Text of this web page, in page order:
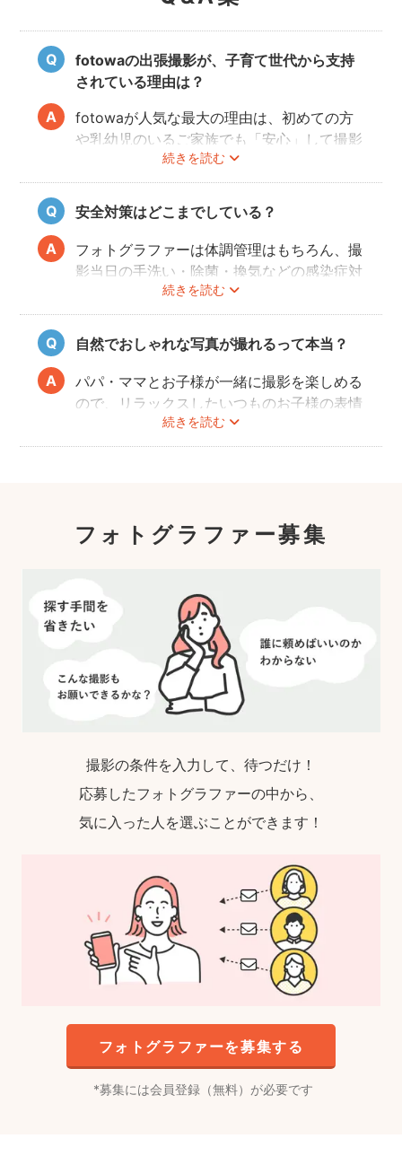
fotowaの出張撮影が、子育て世代から支持
されている理由は？
続きを読む
fotowaが人気な最大の理由は、初めての方
や乳幼児のいるご家族でも「安心」して撮影
を楽しんでいただけることです。
厳しい審査を通過した、赤ちゃん・子どもの
扱いに慣れているパパ・ママ世代のカメラマ
ンが全国に多数在籍。
またどのカメラマンでも指名料は一切ござい
ません。分かりやすい料金体系も人気のポイ
安全対策はどこまでしている？
続きを読む
フォトグラファーは体調管理はもちろん、撮
影当日の手洗い・除菌・換気などの感染症対
策や、熱中症予防に努めます。
また、撮影中はご家族のペースに合わせなが
ら、周囲や足元に危険なものがないか注意を
呼び掛けながら進行しますのでご安心くださ
い。
自然でおしゃれな写真が撮れるって本当？
続きを読む
パパ・ママとお子様が一緒に撮影を楽しめる
ので、リラックスしたいつものお子様の表情
を撮影できます。
こども・家族撮影に長けたプロカメラマンの
フォトグラファー募集
撮影の条件を入力して、待つだけ！
応募したフォトグラファーの中から、
気に入った人を選ぶことができます！
フォトグラファーを募集する
募集には会員登録（無料）が必要です